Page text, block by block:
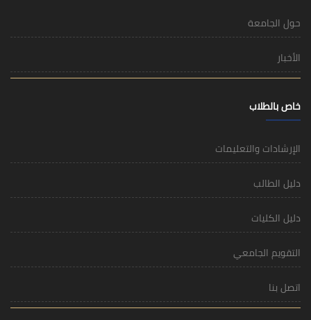
حول الجامعة
الأخبار
خاص بالطلاب
الإرشادات والتعليمات
دليل الطالب
دليل الكليات
التقويم الجامعي
اتصل بنا